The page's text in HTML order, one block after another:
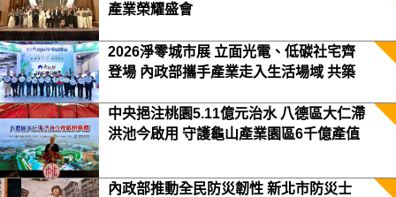
產業榮耀盛會
2026淨零城市展 立面光電、低碳社宅齊
登場 內政部攜手產業走入生活場域 共築
中央挹注桃園5.11億元治水 八德區大仁滯
洪池今啟用 守護龜山產業園區6千億產值
內政部推動全民防災韌性 新北市防災士